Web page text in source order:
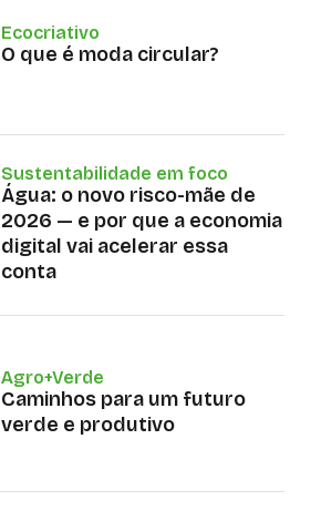
Ecocriativo
O que é moda circular?
Sustentabilidade em foco
Água: o novo risco-mãe de
2026 — e por que a economia
digital vai acelerar essa
conta
Agro+Verde
Caminhos para um futuro
verde e produtivo